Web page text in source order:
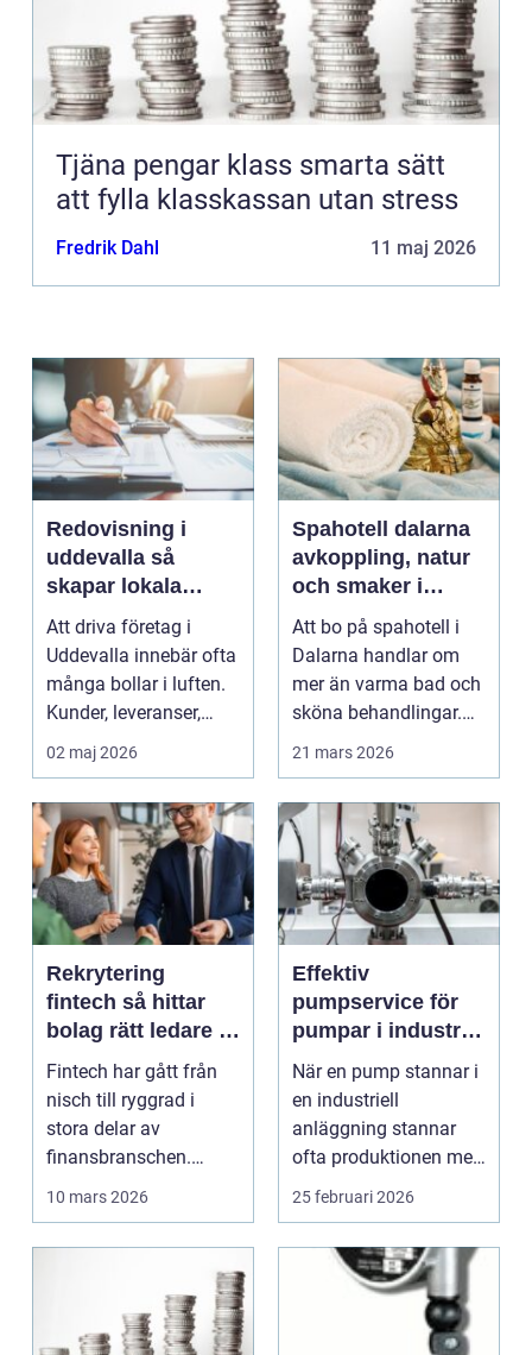
Tjäna pengar klass smarta sätt
att fylla klasskassan utan stress
Fredrik Dahl 11 maj 2026
Redovisning i
uddevalla så
skapar lokala
företag trygg
ekonomi
Att driva företag i
Uddevalla innebär ofta
många bollar i luften.
Kunder, leveranser,
personal och m...
02 maj 2026
Spahotell dalarna
avkoppling, natur
och smaker i
hjärtat av
landskapet
Att bo på spahotell i
Dalarna handlar om
mer än varma bad och
sköna behandlingar.
Kombinationen av s...
21 mars 2026
Rekrytering
fintech så hittar
bolag rätt ledare i
en reglerad
tillväxtbransch
Fintech har gått från
nisch till ryggrad i
stora delar av
finansbranschen.
Bolag bygger nya
10 mars 2026
Effektiv
pumpservice för
pumpar i industrin
– så undviker du
kostsamma
driftstopp
När en pump stannar i
en industriell
anläggning stannar
ofta produktionen med
den. Fö...
25 februari 2026